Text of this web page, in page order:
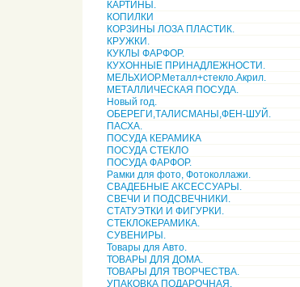
КАРТИНЫ.
КОПИЛКИ
КОРЗИНЫ ЛОЗА ПЛАСТИК.
КРУЖКИ.
КУКЛЫ ФАРФОР.
КУХОННЫЕ ПРИНАДЛЕЖНОСТИ.
МЕЛЬХИОР.Металл+стекло.Акрил.
МЕТАЛЛИЧЕСКАЯ ПОСУДА.
Новый год.
ОБЕРЕГИ,ТАЛИСМАНЫ,ФЕН-ШУЙ.
ПАСХА.
ПОСУДА КЕРАМИКА
ПОСУДА СТЕКЛО
ПОСУДА ФАРФОР.
Рамки для фото, Фотоколлажи.
СВАДЕБНЫЕ АКСЕССУАРЫ.
СВЕЧИ И ПОДСВЕЧНИКИ.
СТАТУЭТКИ И ФИГУРКИ.
СТЕКЛОКЕРАМИКА.
СУВЕНИРЫ.
Товары для Авто.
ТОВАРЫ ДЛЯ ДОМА.
ТОВАРЫ ДЛЯ ТВОРЧЕСТВА.
УПАКОВКА ПОДАРОЧНАЯ.